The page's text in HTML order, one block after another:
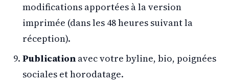
modifications apportées à la version
imprimée (dans les 48 heures suivant la
réception).
Publication avec votre byline, bio, poignées
sociales et horodatage.